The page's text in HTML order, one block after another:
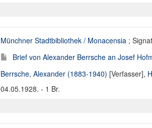
Münchner Stadtbibliothek / Monacensia ;
Brief von Alexander Berrsche an Josef
Berrsche, Alexander (1883-1940) [Verfasser],
04.05.1928. - 1 Br.